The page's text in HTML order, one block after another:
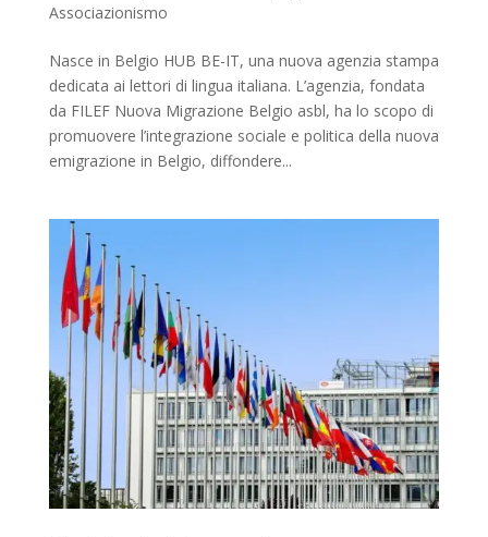
Associazionismo
Nasce in Belgio HUB BE-IT, una nuova agenzia stampa
dedicata ai lettori di lingua italiana. L’agenzia, fondata
da FILEF Nuova Migrazione Belgio asbl, ha lo scopo di
promuovere l’integrazione sociale e politica della nuova
emigrazione in Belgio, diffondere...